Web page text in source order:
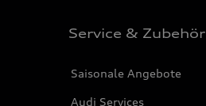
Service & Zubehör
Saisonale Angebote
Audi Services